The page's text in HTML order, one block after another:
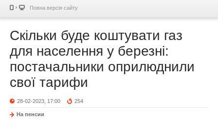
Повна версія сайту
Скільки буде коштувати газ
для населення у березні:
постачальники оприлюднили
свої тарифи
28-02-2023, 17:00 254
На пенсии